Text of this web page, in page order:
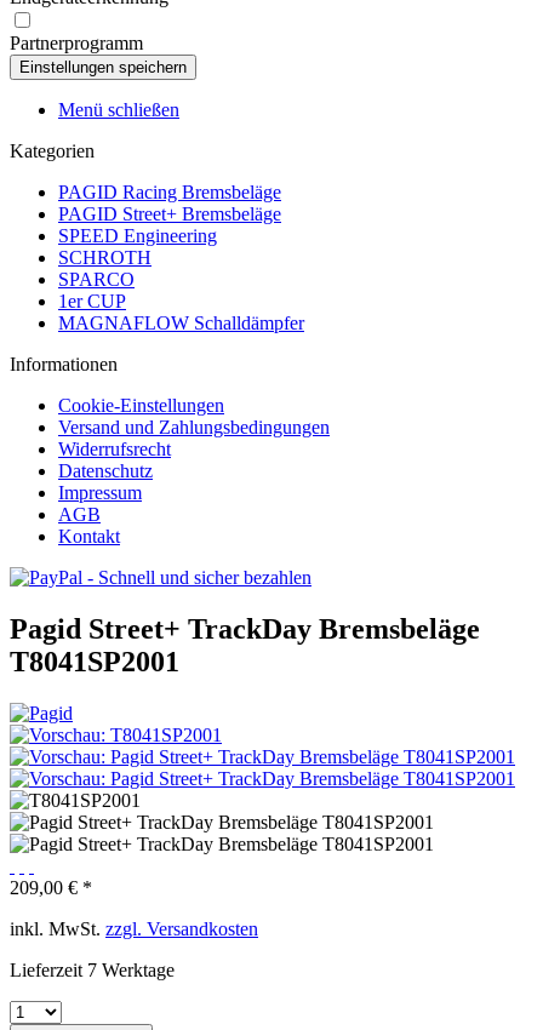
Partnerprogramm
Menü schließen
Kategorien
PAGID Racing Bremsbeläge
PAGID Street+ Bremsbeläge
SPEED Engineering
SCHROTH
SPARCO
1er CUP
MAGNAFLOW Schalldämpfer
Informationen
Cookie-Einstellungen
Versand und Zahlungsbedingungen
Widerrufsrecht
Datenschutz
Impressum
AGB
Kontakt
Pagid Street+ TrackDay Bremsbeläge
T8041SP2001
209,00 € *
inkl. MwSt. zzgl. Versandkosten
Lieferzeit 7 Werktage